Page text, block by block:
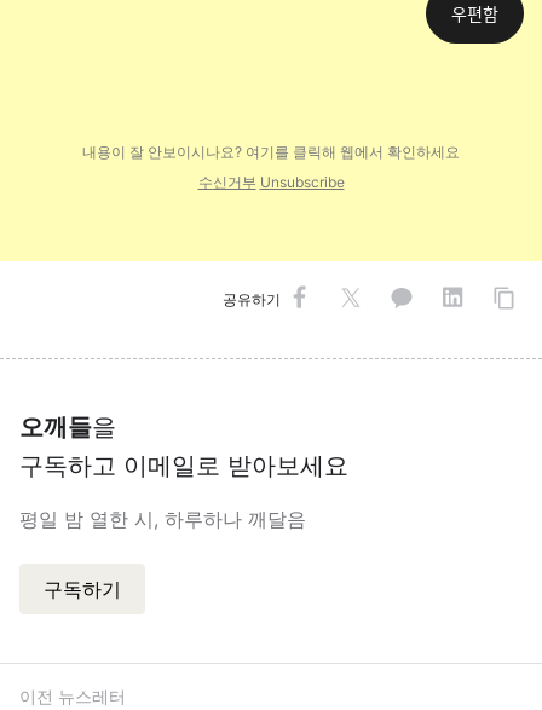
우편함
내용이 잘 안보이시나요? 여기를 클릭해 웹에서 확인하세요
수신거부 Unsubscribe
공유하기
오깨들을
구독하고 이메일로 받아보세요
평일 밤 열한 시, 하루하나 깨달음
구독하기
이전 뉴스레터